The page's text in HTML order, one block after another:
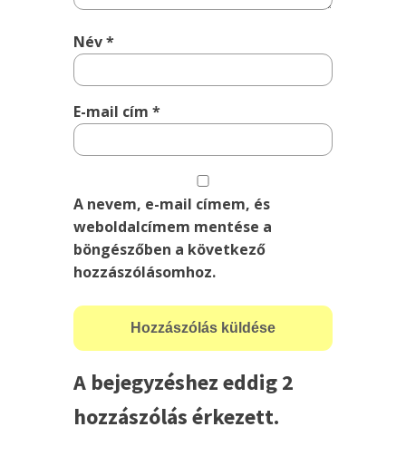
Név*
E-mail cím*
A nevem, e-mail címem, és
weboldalcímem mentése a
böngészőben a következő
hozzászólásomhoz.
A bejegyzéshez eddig 2
hozzászólás érkezett.